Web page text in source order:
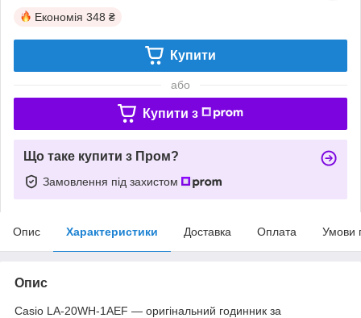
Економія 348 ₴
Купити
або
Купити з
Що таке купити з Пром?
Замовлення під захистом
Опис Характеристики Доставка Оплата Умови
Опис
Casio LA-20WH-1AEF — оригінальний годинник за